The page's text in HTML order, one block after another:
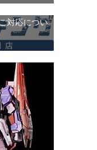
対応につい